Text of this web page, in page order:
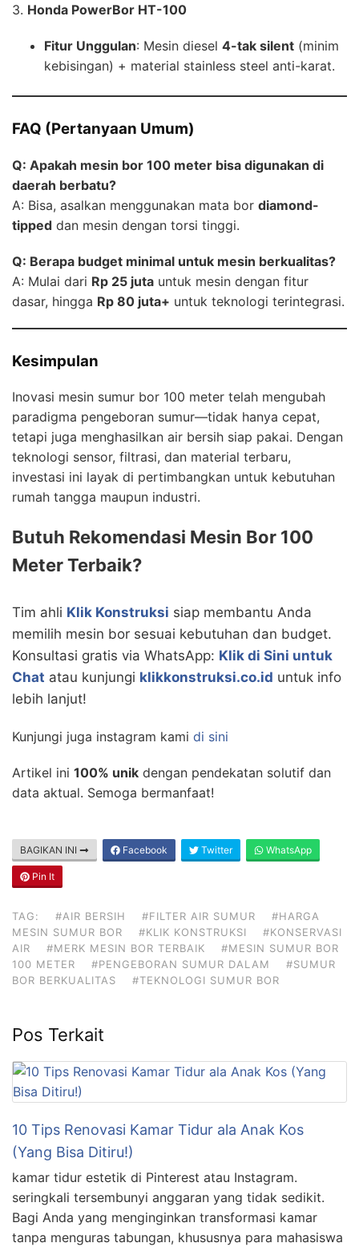
3. Honda PowerBor HT-100
Fitur Unggulan: Mesin diesel 4-tak silent (minim
kebisingan) + material stainless steel anti-karat.
FAQ (Pertanyaan Umum)
Q: Apakah mesin bor 100 meter bisa digunakan di
daerah berbatu?
A: Bisa, asalkan menggunakan mata bor diamond-
tipped dan mesin dengan torsi tinggi.
Q: Berapa budget minimal untuk mesin berkualitas?
A: Mulai dari Rp 25 juta untuk mesin dengan fitur
dasar, hingga Rp 80 juta+ untuk teknologi terintegrasi.
Kesimpulan
Inovasi mesin sumur bor 100 meter telah mengubah
paradigma pengeboran sumur—tidak hanya cepat,
tetapi juga menghasilkan air bersih siap pakai. Dengan
teknologi sensor, filtrasi, dan material terbaru,
investasi ini layak di pertimbangkan untuk kebutuhan
rumah tangga maupun industri.
Butuh Rekomendasi Mesin Bor 100
Meter Terbaik?
Tim ahli Klik Konstruksi siap membantu Anda
memilih mesin bor sesuai kebutuhan dan budget.
Konsultasi gratis via WhatsApp: Klik di Sini untuk
Chat atau kunjungi klikkonstruksi.co.id untuk info
lebih lanjut!
Kunjungi juga instagram kami di sini
Artikel ini 100% unik dengan pendekatan solutif dan
data aktual. Semoga bermanfaat!
BAGIKAN INI Facebook Twitter WhatsApp
Pin It
TAG: #AIR BERSIH #FILTER AIR SUMUR
#HARGA
MESIN SUMUR BOR
#KLIK KONSTRUKSI
#KONSERVASI
AIR
#MERK MESIN BOR TERBAIK
#MESIN SUMUR BOR
100 METER
#PENGEBORAN SUMUR DALAM
#SUMUR
BOR BERKUALITAS
#TEKNOLOGI SUMUR BOR
Pos Terkait
10 Tips Renovasi Kamar Tidur ala Anak Kos
(Yang Bisa Ditiru!)
kamar tidur estetik di Pinterest atau Instagram.
seringkali tersembunyi anggaran yang tidak sedikit.
Bagi Anda yang menginginkan transformasi kamar
tanpa menguras tabungan, khususnya para mahasiswa